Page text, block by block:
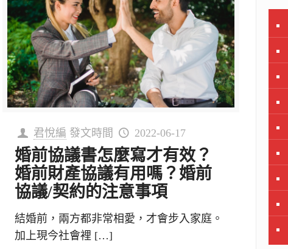
君悅編 發文時間 2022-06-17
婚前協議書怎麼寫才有效？
婚前財產協議有用嗎？婚前
協議/契約的注意事項
結婚前，兩方都非常相愛，才會步入家庭。
加上現今社會裡 […]